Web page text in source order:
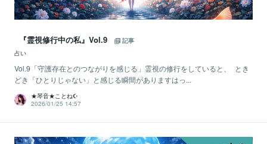
『霊視修行中の私』Vol.9
記事
占い
Vol.9「守護存在とのつながりを感じる」霊視の修行をしていると、 とき
どき「ひとりじゃない」と感じる瞬間がありますはっ...
★琴音★ことね☪️
2026/01/25 14:57